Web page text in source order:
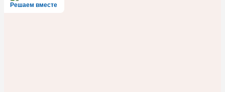
Решаем вместе